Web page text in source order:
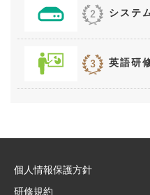
システ
英語研
個人情報保護方針
研修規約